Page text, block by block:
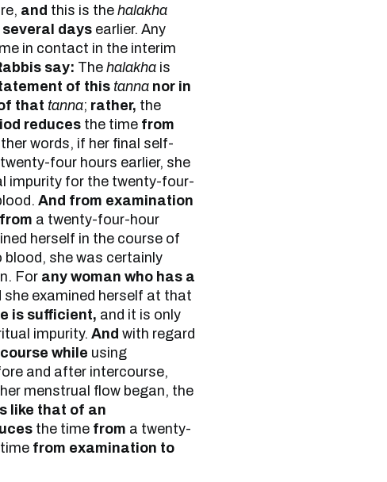
and this is the halakha
several days earlier. Any
in contact in the interim
say: The halakha is
of this tanna nor in
that tanna; rather, the
reduces the time from
words, if her final self-
four hours earlier, she
impurity for the twenty-four-
And from examination
from a twenty-four-hour
herself in the course of
blood, she was certainly
For any woman who has a
she examined herself at that
is sufficient, and it is only
impurity. And with regard
while using
and after intercourse,
menstrual flow began, the
like that of an
the time from a twenty-
from examination to